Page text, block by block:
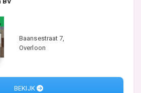
Baansestraat 7,
Overloon
BEKIJK